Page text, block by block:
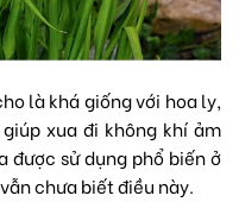
là khá giống với hoa ly,
xua đi không khí ảm
được sử dụng phổ biến ở
chưa biết điều này.